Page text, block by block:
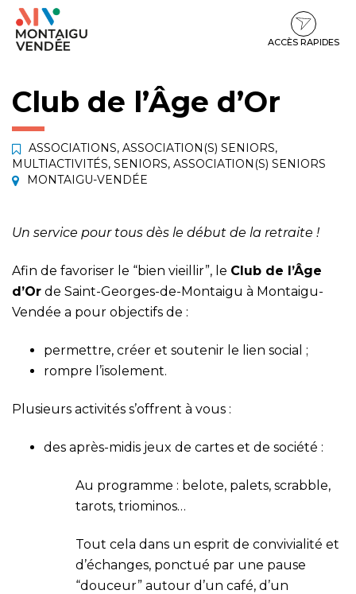
Gestion des traceurs
Aller
Aller
contenu
Aller
pied
ACCÈS RAPIDES
Club de l’Âge d’Or
ASSOCIATIONS, ASSOCIATION(S) SENIORS,
MULTIACTIVITÉS, SENIORS, ASSOCIATION(S) SENIORS
MONTAIGU-VENDÉE
Un service pour tous dès le début de la retraite !
Afin de favoriser le “bien vieillir”, le Club de l’Âge
d’Or de Saint-Georges-de-Montaigu à Montaigu-
Vendée a pour objectifs de :
permettre, créer et soutenir le lien social ;
rompre l’isolement.
Plusieurs activités s’offrent à vous :
des après-midis jeux de cartes et de société :
Au programme : belote, palets, scrabble,
tarots, triominos…
Tout cela dans un esprit de convivialité et
d’échanges, ponctué par une pause
“douceur” autour d’un café, d’un